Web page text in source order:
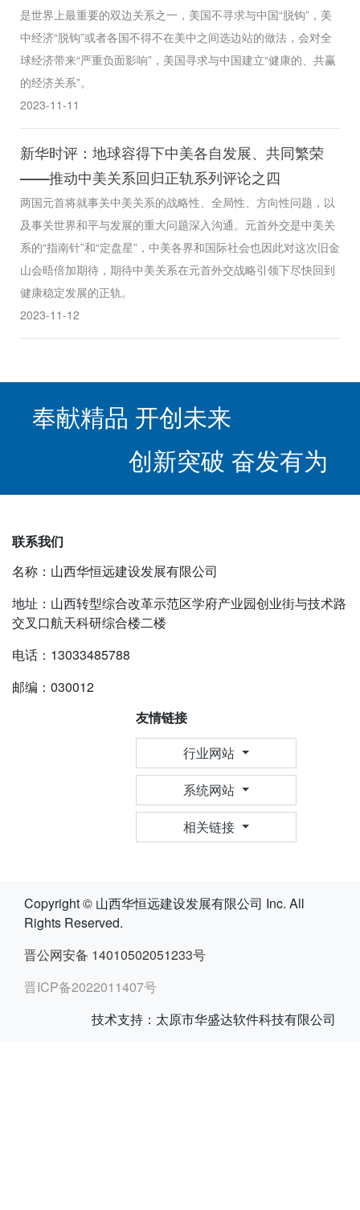
是世界上最重要的双边关系之一，美国不寻求与中国“脱钩”，美
中经济“脱钩”或者各国不得不在美中之间选边站的做法，会对全
球经济带来“严重负面影响”，美国寻求与中国建立“健康的、共赢
的经济关系”。
2023-11-11
新华时评：地球容得下中美各自发展、共同繁荣
——推动中美关系回归正轨系列评论之四
两国元首将就事关中美关系的战略性、全局性、方向性问题，以
及事关世界和平与发展的重大问题深入沟通。元首外交是中美关
系的“指南针”和“定盘星”，中美各界和国际社会也因此对这次旧金
山会晤倍加期待，期待中美关系在元首外交战略引领下尽快回到
健康稳定发展的正轨。
2023-11-12
奉献精品 开创未来
创新突破 奋发有为
联系我们
名称：山西华恒远建设发展有限公司
地址：山西转型综合改革示范区学府产业园创业街与技术路
交叉口航天科研综合楼二楼
电话：13033485788
邮编：030012
友情链接
行业网站
系统网站
相关链接
Copyright © 山西华恒远建设发展有限公司 Inc. All
Rights Reserved.
晋公网安备 14010502051233号
晋ICP备2022011407号
技术支持：太原市华盛达软件科技有限公司